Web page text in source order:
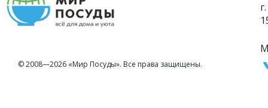
© 2008—2026 «Мир Посуды». Все права защищены.